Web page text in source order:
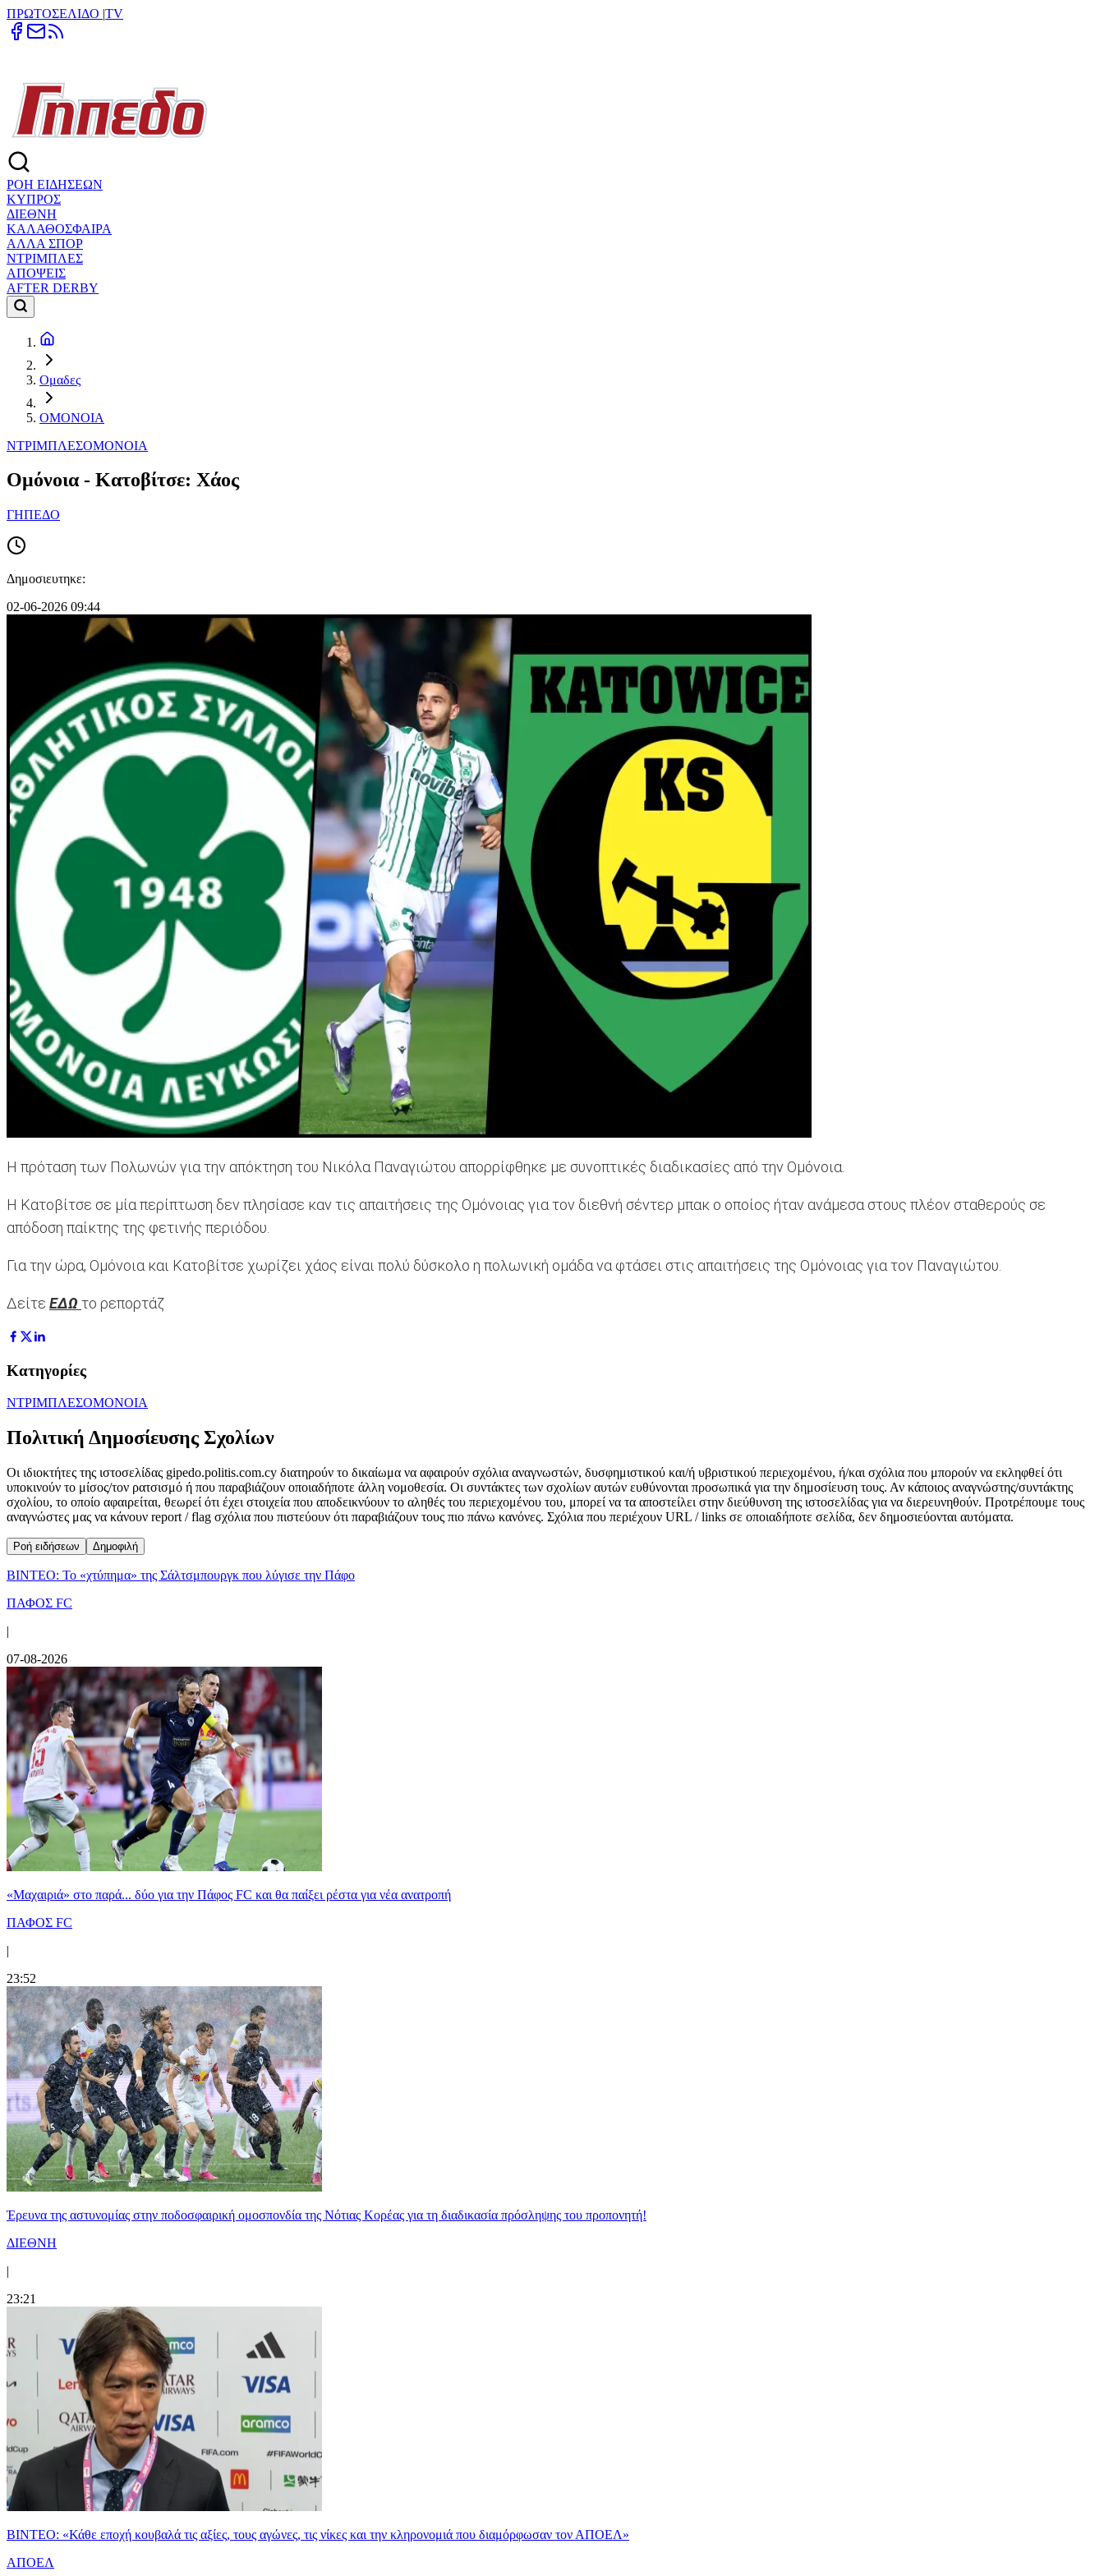
ΠΡΩΤΟΣΕΛΙΔΟ |TV
ΡΟΗ ΕΙΔΗΣΕΩΝ
ΚΥΠΡΟΣ
ΔΙΕΘΝΗ
ΚΑΛΑΘΟΣΦΑΙΡΑ
ΑΛΛΑ ΣΠΟΡ
ΝΤΡΙΜΠΛΕΣ
ΑΠΟΨΕΙΣ
AFTER DERBY
Ομαδες
ΟΜΟΝΟΙΑ
ΝΤΡΙΜΠΛΕΣΟΜΟΝΟΙΑ
Ομόνοια - Κατοβίτσε: Χάος
ΓΗΠΕΔΟ
Δημοσιευτηκε:
02-06-2026 09:44
Η πρόταση των Πολωνών για την απόκτηση του Νικόλα Παναγιώτου απορρίφθηκε με συνοπτικές διαδικασίες από την Ομόνοια.
Η Κατοβίτσε σε μία περίπτωση δεν πλησίασε καν τις απαιτήσεις της Ομόνοιας για τον διεθνή σέντερ μπακ ο οποίος ήταν ανάμεσα στους πλέον σταθερούς σε
απόδοση παίκτης της φετινής περιόδου.
Για την ώρα, Ομόνοια και Κατοβίτσε χωρίζει χάος είναι πολύ δύσκολο η πολωνική ομάδα να φτάσει στις απαιτήσεις της Ομόνοιας για τον Παναγιώτου.
Δείτε ΕΔΩ το ρεπορτάζ
Κατηγορίες
ΝΤΡΙΜΠΛΕΣΟΜΟΝΟΙΑ
Πολιτική Δημοσίευσης Σχολίων
Οι ιδιοκτήτες της ιστοσελίδας gipedo.politis.com.cy διατηρούν το δικαίωμα να αφαιρούν σχόλια αναγνωστών, δυσφημιστικού και/ή υβριστικού περιεχομένου, ή/και σχόλια που μπορούν να εκληφθεί ότι
υποκινούν το μίσος/τον ρατσισμό ή που παραβιάζουν οποιαδήποτε άλλη νομοθεσία. Οι συντάκτες των σχολίων αυτών ευθύνονται προσωπικά για την δημοσίευση τους. Αν κάποιος αναγνώστης/συντάκτης
σχολίου, το οποίο αφαιρείται, θεωρεί ότι έχει στοιχεία που αποδεικνύουν το αληθές του περιεχομένου του, μπορεί να τα αποστείλει στην διεύθυνση της ιστοσελίδας για να διερευνηθούν. Προτρέπουμε τους
αναγνώστες μας να κάνουν report / flag σχόλια που πιστεύουν ότι παραβιάζουν τους πιο πάνω κανόνες. Σχόλια που περιέχουν URL / links σε οποιαδήποτε σελίδα, δεν δημοσιεύονται αυτόματα.
Ροή ειδήσεων Δημοφιλή
ΒΙΝΤΕΟ: Το «χτύπημα» της Σάλτσμπουργκ που λύγισε την Πάφο
ΠΑΦΟΣ FC
|
07-08-2026
«Μαχαιριά» στο παρά... δύο για την Πάφος FC και θα παίξει ρέστα για νέα ανατροπή
ΠΑΦΟΣ FC
|
23:52
Έρευνα της αστυνομίας στην ποδοσφαιρική ομοσπονδία της Νότιας Κορέας για τη διαδικασία πρόσληψης του προπονητή!
ΔΙΕΘΝΗ
|
23:21
ΒΙΝΤΕΟ: «Κάθε εποχή κουβαλά τις αξίες, τους αγώνες, τις νίκες και την κληρονομιά που διαμόρφωσαν τον ΑΠΟΕΛ»
ΑΠΟΕΛ